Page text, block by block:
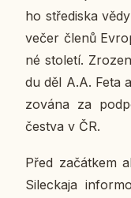
ho stře­dis­ka
večer členů
né sto­le­tí.
du děl A.A. Feta
zo­vá­na za
čestva v ČR.
Před za­čát­kem
Si­lec­ka­ja